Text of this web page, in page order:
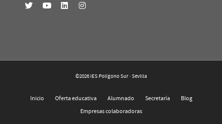
©2026 IES Polígono Sur · Sevilla
Inicio Oferta educativa Alumnado Secretaría
Blog
Empresas colaboradoras